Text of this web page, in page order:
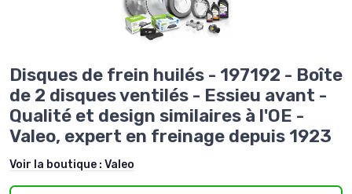
Disques de frein huilés - 197192 - Boîte
de 2 disques ventilés - Essieu avant -
Qualité et design similaires à l'OE -
Valeo, expert en freinage depuis 1923
Voir la boutique : Valeo